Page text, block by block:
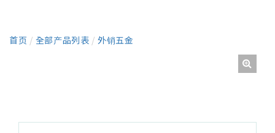
首页 / 全部产品列表 / 外销五金